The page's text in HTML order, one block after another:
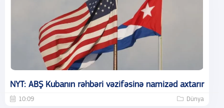
NYT: ABŞ Kubanın rəhbəri vəzifəsinə namizəd axtarır
10:09 Dünya